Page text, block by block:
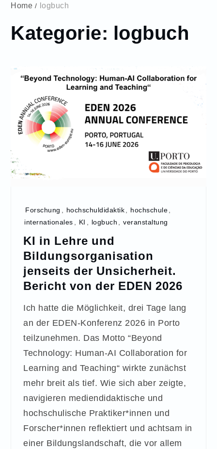
Home logbuch
Kategorie: logbuch
Forschung hochschuldidaktik hochschule
internationales
KI logbuch veranstaltung
KI in Lehre und
Bildungsorganisation
jenseits der Unsicherheit.
Bericht von der EDEN 2026
Ich hatte die Möglichkeit, drei Tage lang
an der EDEN-Konferenz 2026 in Porto
teilzunehmen. Das Motto “Beyond
Technology: Human-AI Collaboration for
Learning and Teaching“ wirkte zunächst
mehr breit als tief. Wie sich aber zeigte,
navigieren mediendidaktische und
hochschulische Praktiker*innen und
Forscher*innen reflektiert und achtsam in
einer Bildungslandschaft, die vor allem